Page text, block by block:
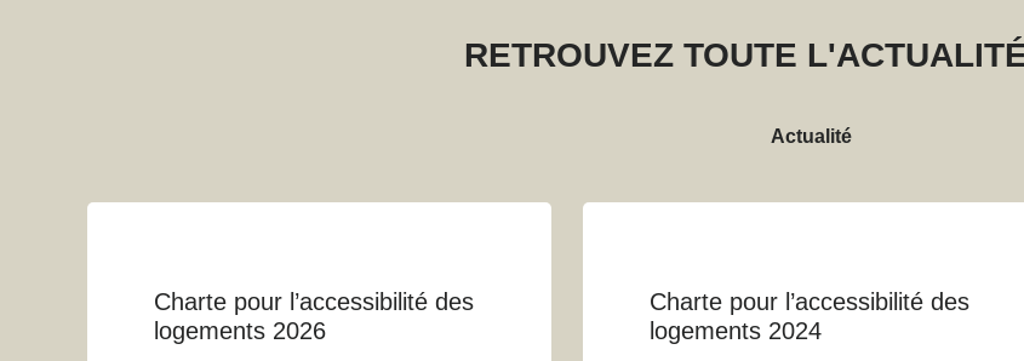
RETROUVEZ TOUTE
Actualité
Charte pour l’accessibilité des
logements 2026
Charte pour l’accessibilité des
logements 2024